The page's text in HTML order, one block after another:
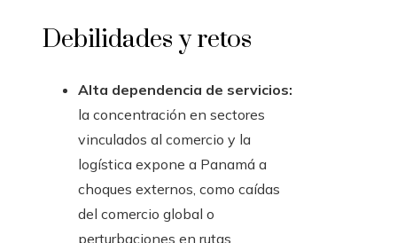
Debilidades y retos
Alta dependencia de servicios:
la concentración en sectores
vinculados al comercio y la
logística expone a Panamá a
choques externos, como caídas
del comercio global o
perturbaciones en rutas